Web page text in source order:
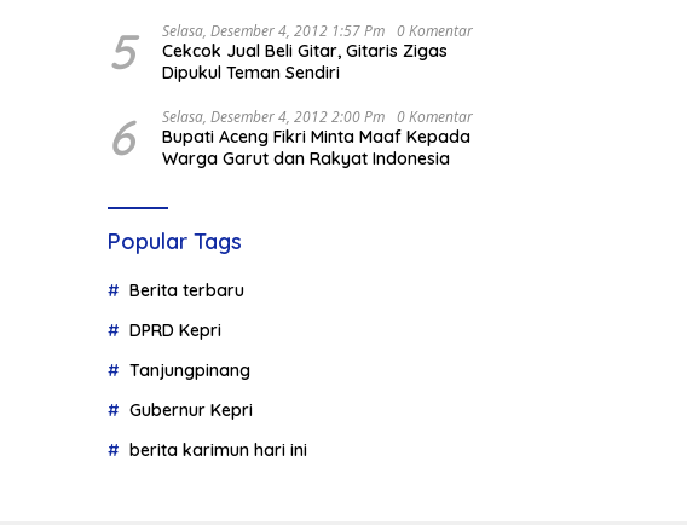
5 Selasa, Desember 4, 2012 1:57 Pm 0 Komentar
Cekcok Jual Beli Gitar, Gitaris Zigas
Dipukul Teman Sendiri
6 Selasa, Desember 4, 2012 2:00 Pm 0 Komentar
Bupati Aceng Fikri Minta Maaf Kepada
Warga Garut dan Rakyat Indonesia
Popular Tags
Berita terbaru
DPRD Kepri
Tanjungpinang
Gubernur Kepri
berita karimun hari ini